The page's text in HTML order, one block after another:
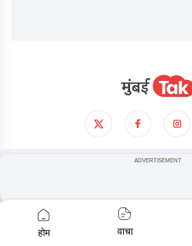
गोपनीयता धोरण
ADVERTISEMENT
होम वाचा